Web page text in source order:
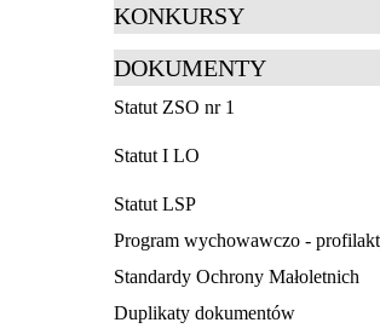
KONKURSY
DOKUMENTY
Statut ZSO nr 1
Statut I LO
Statut LSP
Program wychowawczo -
Standardy Ochrony Małoletnich
Duplikaty dokumentów